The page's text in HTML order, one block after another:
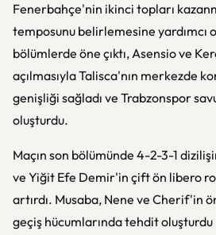
Fenerbahçe'nin ikinci topları
temposunu belirlemesine yardımcı
bölümlerde öne çıktı, Asensio ve
açılmasıyla Talisca'nın merkezde
genişliği sağladı ve Trabzonspor
oluşturdu.
Maçın son bölümünde 4-2-3-1
ve Yiğit Efe Demir'in çift ön libero
artırdı. Musaba, Nene ve Cherif'in
geçiş hücumlarında tehdit